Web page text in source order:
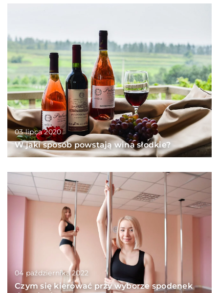
03 lipca 2020
W jaki sposób powstają wina słodkie?
04 października 2022
Czym się kierować przy wyborze spodenek